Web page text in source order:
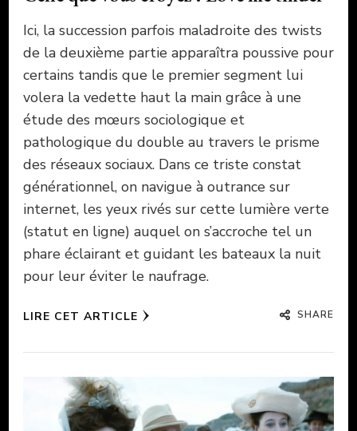
Ici, la succession parfois maladroite des twists
de la deuxième partie apparaîtra poussive pour
certains tandis que le premier segment lui
volera la vedette haut la main grâce à une
étude des mœurs sociologique et
pathologique du double au travers le prisme
des réseaux sociaux. Dans ce triste constat
générationnel, on navigue à outrance sur
internet, les yeux rivés sur cette lumière verte
(statut en ligne) auquel on s’accroche tel un
phare éclairant et guidant les bateaux la nuit
pour leur éviter le naufrage.
LIRE CET ARTICLE SHARE